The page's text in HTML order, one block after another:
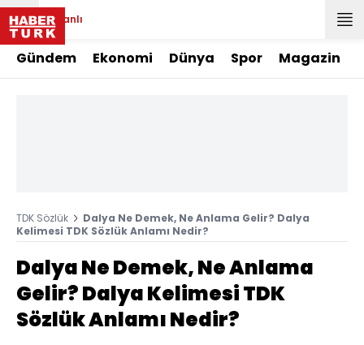
Canlı
Gündem Ekonomi Dünya Spor Magazin
TDK Sözlük
Dalya Ne Demek, Ne Anlama Gelir? Dalya
Kelimesi TDK Sözlük Anlamı Nedir?
Dalya Ne Demek, Ne Anlama
Gelir? Dalya Kelimesi TDK
Sözlük Anlamı Nedir?